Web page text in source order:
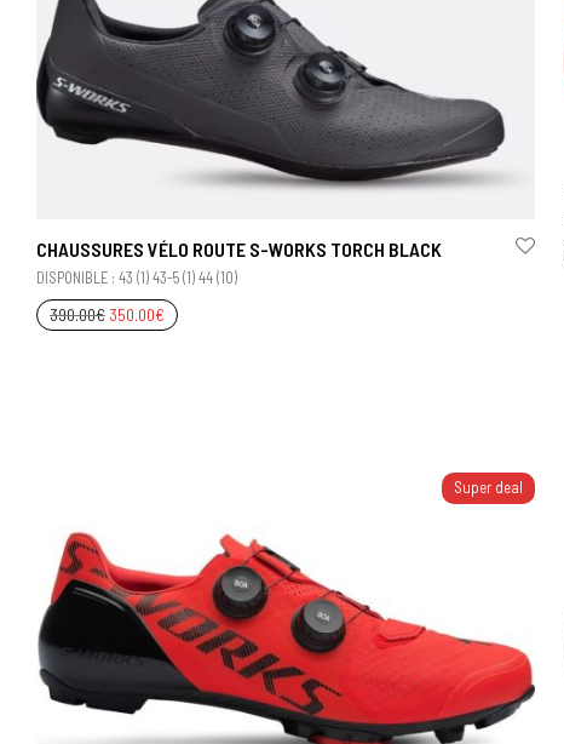
CHAUSSURES VÉLO ROUTE S-WORKS TORCH BLACK
DISPONIBLE : 43 (1) 43-5 (1) 44 (10)
390.00€ 350.00€
Super deal